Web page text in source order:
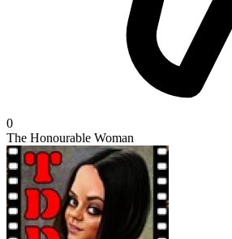
0
The Honourable Woman